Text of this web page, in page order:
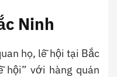
Ninh
họ, lễ hội tại Bắc
hội” với hàng quán